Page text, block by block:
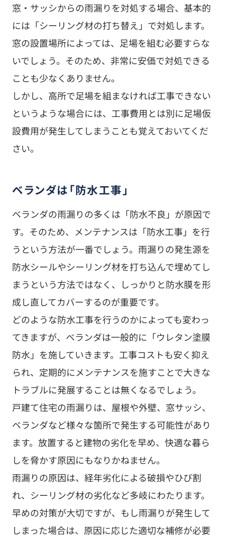
窓・サッシからの雨漏りを対処する場合、基本的
には「シーリング材の打ち替え」で対処します。
窓の設置場所によっては、足場を組む必要すらな
いでしょう。そのため、非常に安価で対処できる
ことも少なくありません。
しかし、高所で足場を組まなければ工事できない
というような場合には、工事費用とは別に足場仮
設費用が発生してしまうことも覚えておいてくだ
さい。
ベランダは「防水工事」
ベランダの雨漏りの多くは「防水不良」が原因で
す。そのため、メンテナンスは「防水工事」を行
うという方法が一番でしょう。雨漏りの発生源を
防水シールやシーリング材を打ち込んで埋めてし
まうという方法ではなく、しっかりと防水膜を形
成し直してカバーするのが重要です。
どのような防水工事を行うのかによっても変わっ
てきますが、ベランダは一般的に「ウレタン塗膜
防水」を施していきます。工事コストも安く抑え
られ、定期的にメンテナンスを施すことで大きな
トラブルに発展することは無くなるでしょう。
戸建て住宅の雨漏りは、屋根や外壁、窓サッシ、
ベランダなど様々な箇所で発生する可能性があり
ます。放置すると建物の劣化を早め、快適な暮ら
しを脅かす原因にもなりかねません。
雨漏りの原因は、経年劣化による破損やひび割
れ、シーリング材の劣化など多岐にわたります。
早めの対策が大切ですが、もし雨漏りが発生して
しまった場合は、原因に応じた適切な補修が必要